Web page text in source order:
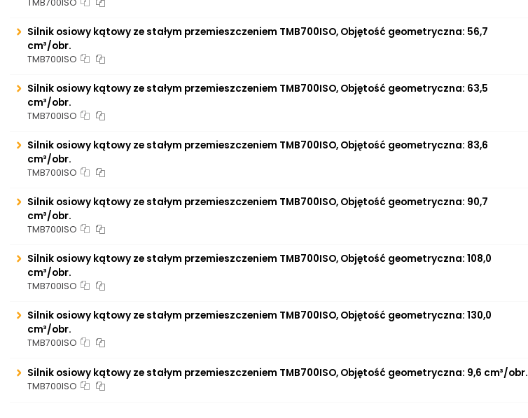
Silnik osiowy kątowy ze stałym przemieszczeniem TMB700ISO, Objętość geometryczna: 56,7
cm³/obr.
TMB700ISO
Silnik osiowy kątowy ze stałym przemieszczeniem TMB700ISO, Objętość geometryczna: 63,5
cm³/obr.
TMB700ISO
Silnik osiowy kątowy ze stałym przemieszczeniem TMB700ISO, Objętość geometryczna: 83,6
cm³/obr.
TMB700ISO
Silnik osiowy kątowy ze stałym przemieszczeniem TMB700ISO, Objętość geometryczna: 90,7
cm³/obr.
TMB700ISO
Silnik osiowy kątowy ze stałym przemieszczeniem TMB700ISO, Objętość geometryczna: 108,0
cm³/obr.
TMB700ISO
Silnik osiowy kątowy ze stałym przemieszczeniem TMB700ISO, Objętość geometryczna: 130,0
cm³/obr.
TMB700ISO
Silnik osiowy kątowy ze stałym przemieszczeniem TMB700ISO, Objętość geometryczna: 9,6 cm³/obr.
TMB700ISO